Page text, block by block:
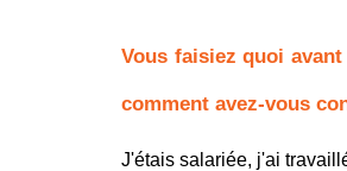
Vous faisiez quoi
comment avez-vous
J'étais salariée, j'ai